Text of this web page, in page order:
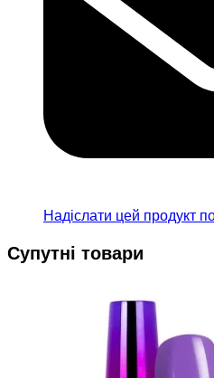
Надіслати цей продукт
Супутні товари